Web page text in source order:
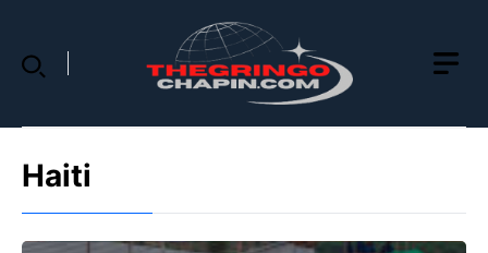
content
Haiti